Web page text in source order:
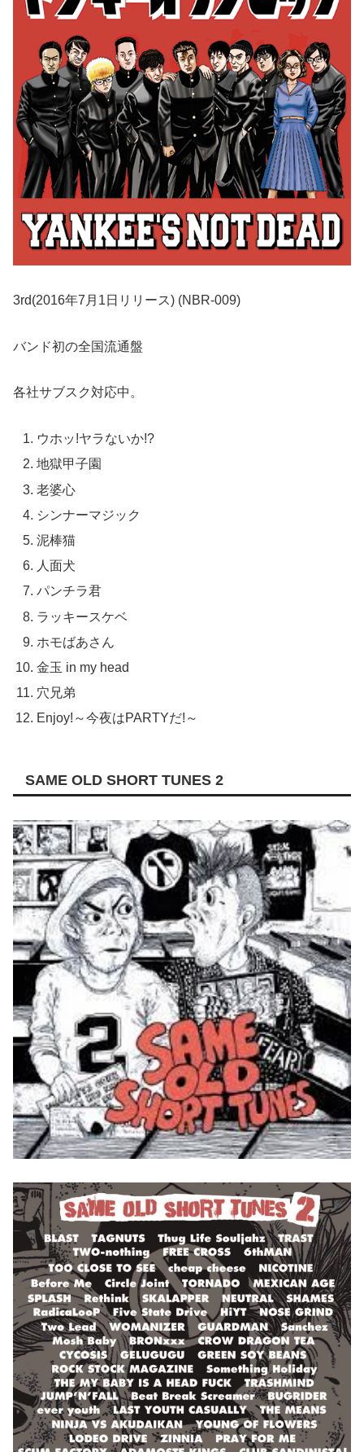
3rd(2016年7月1日リリース) (NBR-009)
バンド初の全国流通盤
各社サブスク対応中。
ウホッ!ヤラないか!?
地獄甲子園
老婆心
シンナーマジック
泥棒猫
人面犬
パンチラ君
ラッキースケベ
ホモばあさん
金玉 in my head
穴兄弟
Enjoy!～今夜はPARTYだ!～
SAME OLD SHORT TUNES 2